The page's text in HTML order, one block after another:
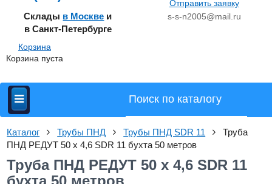
Склады в Москве и
в Санкт-Петербурге
Отправить заявку
s-s-n2005@mail.ru
Корзина
Корзина пуста
Каталог Трубы ПНД Трубы ПНД SDR 11
Труба
ПНД РЕДУТ 50 х 4,6 SDR 11 бухта 50 метров
Труба ПНД РЕДУТ 50 х 4,6 SDR 11